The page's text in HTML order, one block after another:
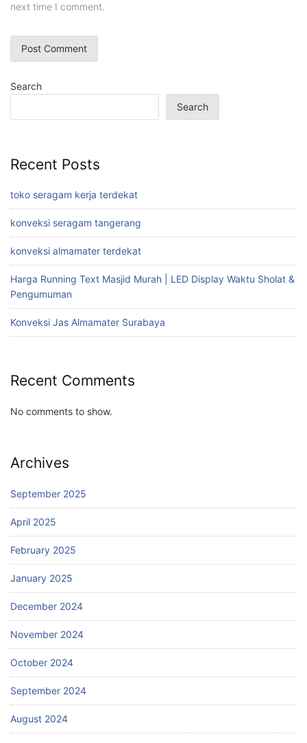
next time I comment.
Search
Search
Recent Posts
toko seragam kerja terdekat
konveksi seragam tangerang
konveksi almamater terdekat
Harga Running Text Masjid Murah | LED Display Waktu Sholat &
Pengumuman
Konveksi Jas Almamater Surabaya
Recent Comments
No comments to show.
Archives
September 2025
April 2025
February 2025
January 2025
December 2024
November 2024
October 2024
September 2024
August 2024